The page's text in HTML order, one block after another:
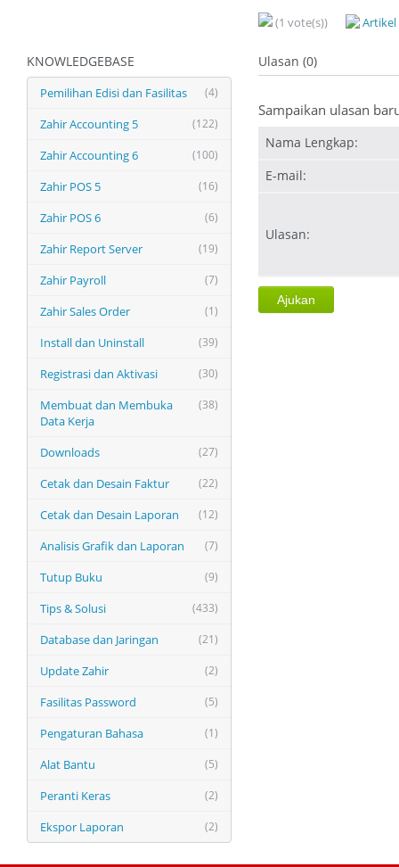
KNOWLEDGEBASE
(4)
Pemilihan Edisi dan Fasilitas
(122)
Zahir Accounting 5
(100)
Zahir Accounting 6
(16)
Zahir POS 5
(6)
Zahir POS 6
(19)
Zahir Report Server
(7)
Zahir Payroll
(1)
Zahir Sales Order
(39)
Install dan Uninstall
(30)
Registrasi dan Aktivasi
(38)
Membuat dan Membuka
Data Kerja
(27)
Downloads
(22)
Cetak dan Desain Faktur
(12)
Cetak dan Desain Laporan
(7)
Analisis Grafik dan Laporan
(9)
Tutup Buku
(433)
Tips & Solusi
(21)
Database dan Jaringan
(2)
Update Zahir
(5)
Fasilitas Password
(1)
Pengaturan Bahasa
(5)
Alat Bantu
(2)
Peranti Keras
(2)
Ekspor Laporan
(1 vote(s))
Ulasan (0)
Sampaikan ulasan
Nama Lengkap:
E-mail:
Ulasan: